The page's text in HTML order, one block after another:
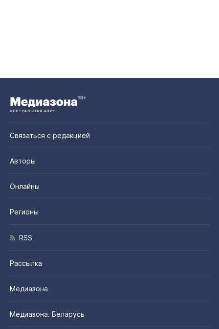
Связаться с редакцией
Авторы
Онлайны
Регионы
RSS
Рассылка
Медиазона
Медиазона. Беларусь